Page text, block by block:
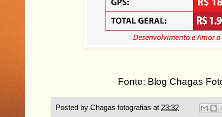
Fonte: Blog Chagas
Posted by Chagas fotografias at 23:32